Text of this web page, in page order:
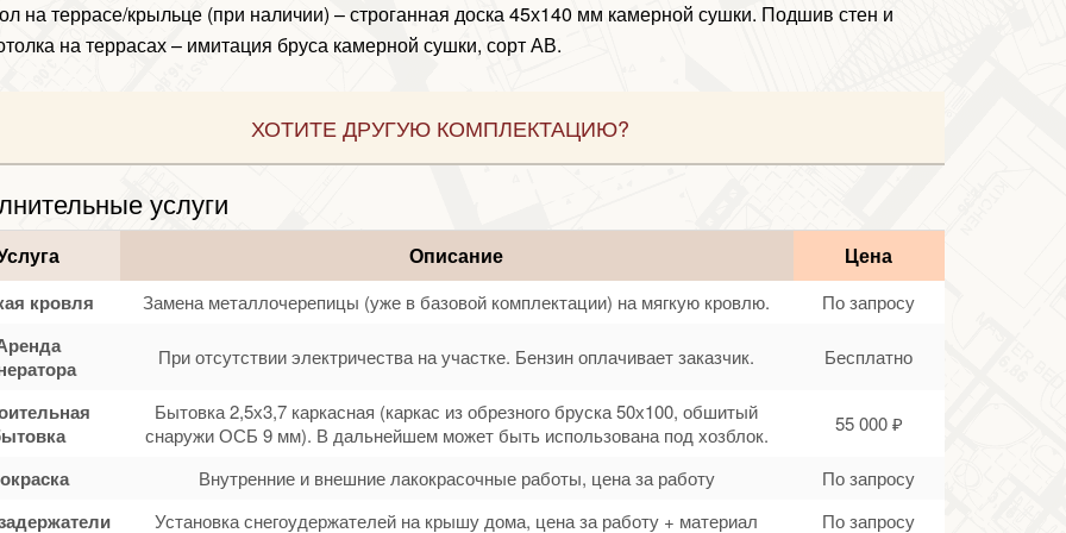
на террасе/крыльце (при наличии) – строганная доска 45х140 мм камерной сушки. Подшив стен и
на террасах – имитация бруса камерной сушки, сорт АВ.
ХОТИТЕ ДРУГУЮ КОМПЛЕКТАЦИЮ?
услуги
Описание Цена
кровля Замена металлочерепицы (уже в базовой комплектации) на мягкую кровлю. По запросу
При отсутствии электричества на участке. Бензин оплачивает заказчик. Бесплатно
Бытовка 2,5х3,7 каркасная (каркас из обрезного бруска 50х100, обшитый
снаружи ОСБ 9 мм). В дальнейшем может быть использована под хозблок.
55 000 ₽
Внутренние и внешние лакокрасочные работы, цена за работу По запросу
Установка снегоудержателей на крышу дома, цена за работу + материал По запросу